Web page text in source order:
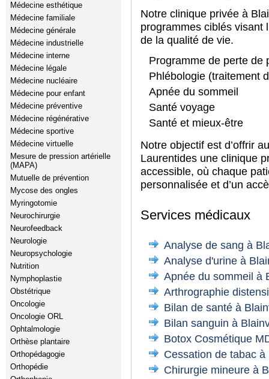
Médecine esthétique
Médecine familiale
Médecine générale
Médecine industrielle
Médecine interne
Médecine légale
Médecine nucléaire
Médecine pour enfant
Médecine préventive
Médecine régénérative
Médecine sportive
Médecine virtuelle
Mesure de pression artérielle
(MAPA)
Mutuelle de prévention
Mycose des ongles
Myringotomie
Neurochirurgie
Neurofeedback
Neurologie
Neuropsychologie
Nutrition
Nymphoplastie
Obstétrique
Oncologie
Oncologie ORL
Ophtalmologie
Orthèse plantaire
Orthopédagogie
Orthopédie
Notre clinique privée à
programmes ciblés visant
de la qualité de vie.
Programme de perte de
Phlébologie (traitement
Apnée du sommeil
Santé voyage
Santé et mieux-être
Notre objectif est d’offrir
Laurentides une clinique
accessible, où chaque
personnalisée et d’un
Services médicaux
Analyse de sang à
Analyse d'urine à
Apnée du sommeil à
Arthrographie
Bilan de santé à
Bilan sanguin à
Botox Cosmétique
Cessation de tabac à
Chirurgie mineure à